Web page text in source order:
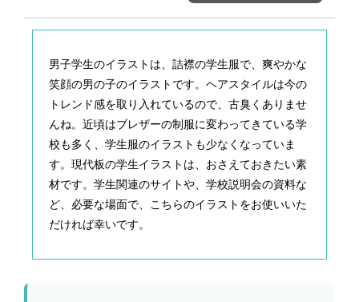
男子学生のイラストは、詰襟の学生服で、爽やかな
笑顔の男の子のイラストです。ヘアスタイルは今の
トレンド感を取り入れているので、古臭くありませ
んね。近頃はブレザーの制服に変わってきている学
校も多く、学生服のイラストも少なくなっていま
す。現代板の学生イラストは、おさえておきたい素
材です。学生関連のサイトや、学校説明会の資料な
ど、必要な場面で、こちらのイラストをお使いいた
だければ幸いです。